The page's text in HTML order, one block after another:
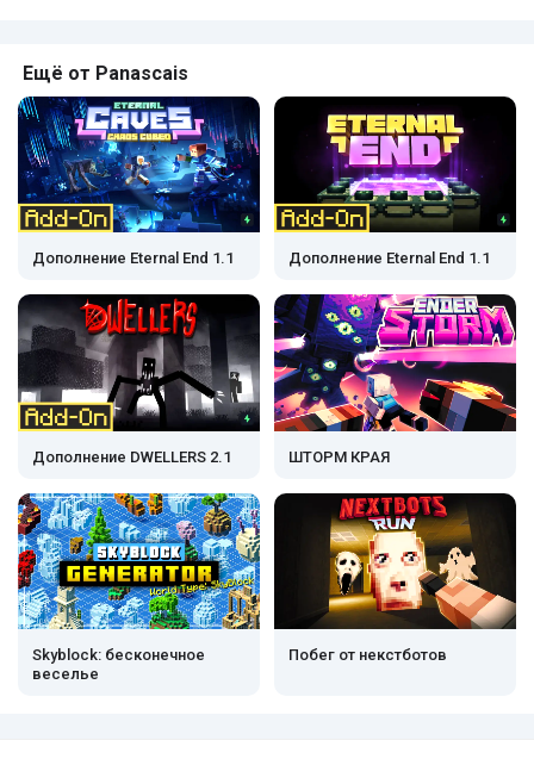
Ещё от Panascais
Дополнение Eternal End 1.1 Дополнение Eternal End 1.1
Дополнение DWELLERS 2.1 ШТОРМ КРАЯ
Skyblock: бесконечное
веселье
Побег от некстботов